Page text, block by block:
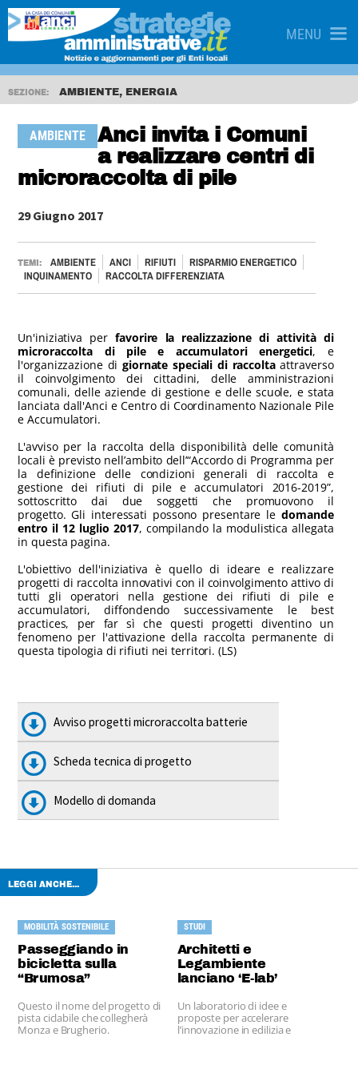
MENU
SEZIONE: AMBIENTE, ENERGIA
AMBIENTE
Anci invita i Comuni
a realizzare centri di
microraccolta di pile
29 Giugno 2017
TEMI: AMBIENTE ANCI RIFIUTI
RISPARMIO ENERGETICO
INQUINAMENTO
RACCOLTA DIFFERENZIATA
Un'iniziativa perfavorire la realizzazione di attività di
microraccolta di pile e accumulatori energetici, e
l'organizzazione digiornate speciali di raccoltaattraverso
il coinvolgimento dei cittadini, delle amministrazioni
comunali, delle aziende di gestione e delle scuole, e stata
lanciata dall'Anci e Centro di Coordinamento Nazionale Pile
e Accumulatori.
L'avviso per la raccolta della disponibilità delle comunità
locali è previsto nell’ambito dell’“Accordo di Programma per
la definizione delle condizioni generali di raccolta e
gestione dei rifiuti di pile e accumulatori 2016-2019”,
sottoscritto dai due soggetti che promuovono il
progetto. Gli interessati possono presentare ledomande
entro il 12 luglio 2017, compilando la modulistica allegata
in questa pagina.
L'obiettivo dell'iniziativa è quello di ideare e realizzare
progetti di raccolta innovativi con il coinvolgimento attivo di
tutti gli operatori nella gestione dei rifiuti di pile e
accumulatori, diffondendo successivamente le best
practices, per far sì che questi progetti diventino un
fenomeno per l'attivazione della raccolta permanente di
questa tipologia di rifiuti nei territori. (LS)
Avviso progetti microraccolta batterie
Scheda tecnica di progetto
Modello di domanda
LEGGI ANCHE...
MOBILITÀ SOSTENIBILE
Passeggiando in
bicicletta sulla
“Brumosa”
Questo il nome del progetto di
pista ciclabile che collegherà
Monza e Brugherio.
STUDI
Architetti e
Legambiente
lanciano ‘E-lab’
Un laboratorio di idee e
proposte per accelerare
l’innovazione in edilizia e